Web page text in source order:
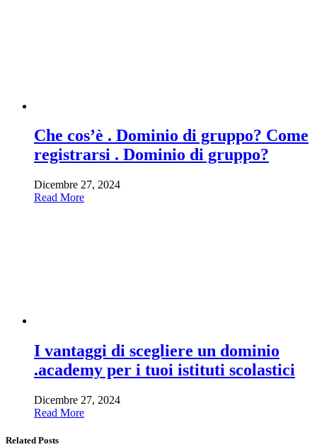
Che cos’è . Dominio di gruppo? Come
registrarsi . Dominio di gruppo?
Dicembre 27, 2024
Read More
I vantaggi di scegliere un dominio
.academy per i tuoi istituti scolastici
Dicembre 27, 2024
Read More
Related Posts